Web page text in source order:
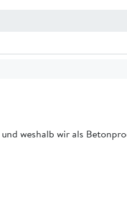
weshalb wir als